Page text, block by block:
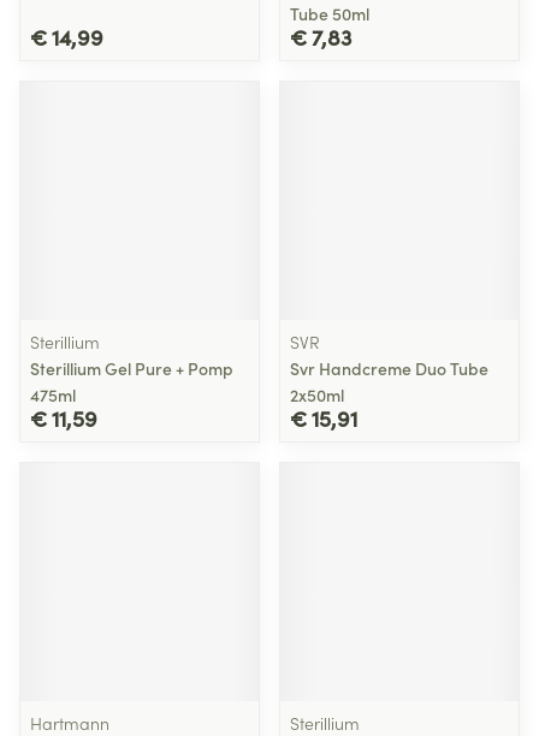
€ 14,99
Tube 50ml
€ 7,83
Sterillium
Sterillium Gel Pure + Pomp
475ml
€ 11,59
SVR
Svr Handcreme Duo Tube
2x50ml
€ 15,91
Hartmann
Sterillium